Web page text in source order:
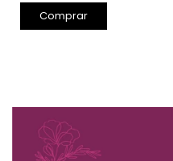
Comprar